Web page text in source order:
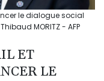
le dialogue social
MORITZ - AFP
ET
LE